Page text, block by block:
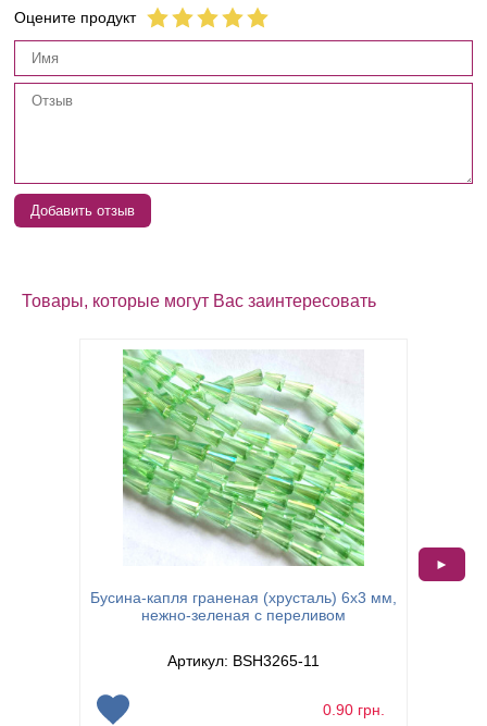
Оцените продукт
Добавить отзыв
Товары, которые могут Вас заинтересовать
Бусина-капля граненая (хрусталь) 6х3 мм,
нежно-зеленая с переливом
Артикул: BSH3265-11
0.90 грн.
►